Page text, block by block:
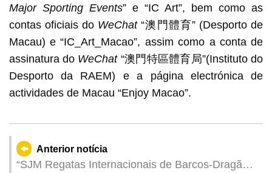
Major Sporting Events” e “IC Art”, bem como as
contas oficiais do WeChat“澳門體育” (Desporto de
Macau) e “IC_Art_Macao”, assim como a conta de
assinatura do WeChat “澳門特區體育局”(Instituto do
Desporto da RAEM) e a página electrónica de
actividades de Macau “Enjoy Macao”.
Anterior notícia
“SJM Regatas Internacionais de Barcos-Dragão